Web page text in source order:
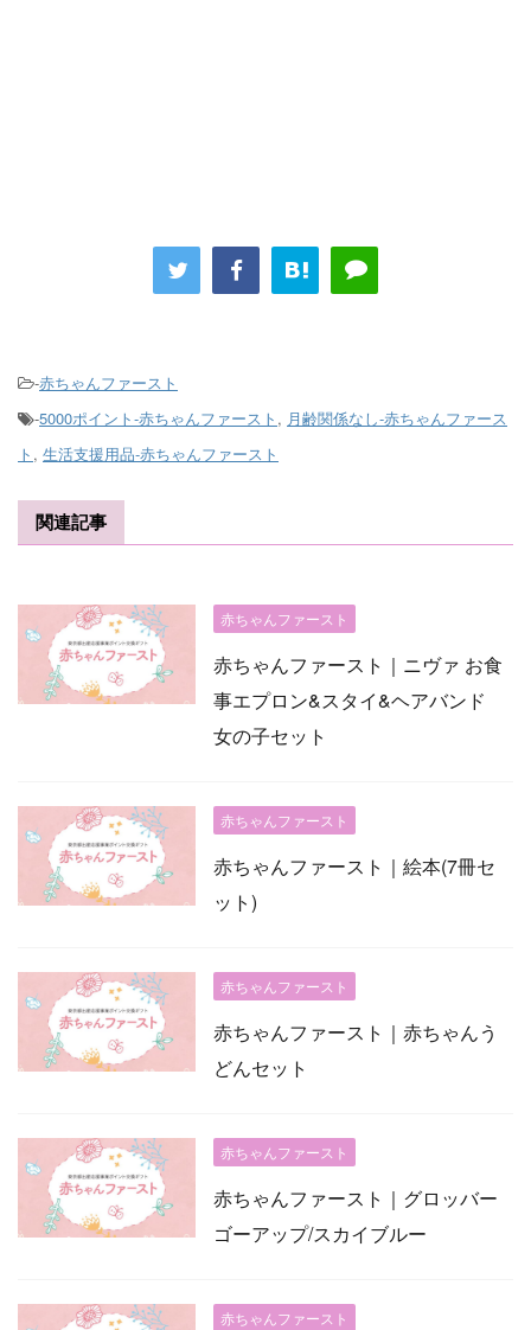
-赤ちゃんファースト
-5000ポイント-赤ちゃんファースト , 月齢関係なし-赤ちゃんファース
ト , 生活支援用品-赤ちゃんファースト
関連記事
赤ちゃんファースト
赤ちゃんファースト｜ニヴァ お食
事エプロン&スタイ&ヘアバンド
女の子セット
赤ちゃんファースト
赤ちゃんファースト｜絵本(7冊セ
ット)
赤ちゃんファースト
赤ちゃんファースト｜赤ちゃんう
どんセット
赤ちゃんファースト
赤ちゃんファースト｜グロッバー
ゴーアップ/スカイブルー
赤ちゃんファースト